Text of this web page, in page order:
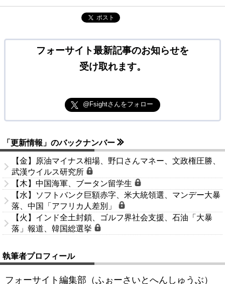
ポスト
フォーサイト最新記事のお知らせを
受け取れます。
@Fsightさんをフォロー
「更新情報」のバックナンバー
【金】原油マイナス相場、野口さんマネー、文政権圧勝、
武漢ウイルス研究所
【木】中国海軍、ブータン留学生
【水】ソフトバンク巨額赤字、米大統領選、マンデー大暴
落、中国「アフリカ人差別」
【火】インド全土封鎖、ゴルフ界社会支援、石油「大暴
落」報道、韓国総選挙
執筆者プロフィール
フォーサイト編集部（ふぉーさいとへんしゅうぶ）